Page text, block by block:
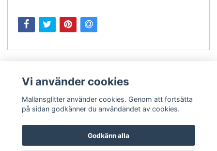
Vi använder cookies
Mallansglitter använder cookies. Genom att fortsätta
på sidan godkänner du användandet av cookies.
Godkänn alla